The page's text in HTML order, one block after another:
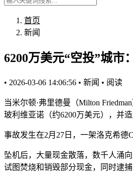
首页
新闻
6200万美元“空投”城市
• 2026-03-06 14:06:56 • 新闻 • 阅读
当米尔顿·弗里德曼（Milton
玻利维亚诺（约6200万美元），并造
事故发生在2月27日，一架洛克希德
坠机后，大量现金散落，数千人涌
试图焚烧和销毁部分现金，同时逮捕